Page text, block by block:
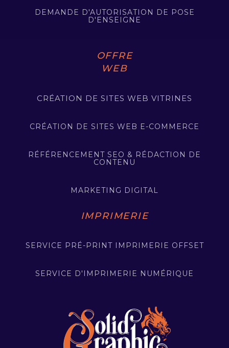
OFFRE
WEB
CRÉATION DE SITES WEB VITRINES
CRÉATION DE SITES WEB E-COMMERCE
RÉFÉRENCEMENT SEO & RÉDACTION DE
CONTENU
MARKETING DIGITAL
IMPRIMERIE
SERVICE PRÉ-PRINT IMPRIMERIE OFFSET
SERVICE D'IMPRIMERIE NUMÉRIQUE
DEMANDE D'AUTORISATION DE POSE
D'ENSEIGNE